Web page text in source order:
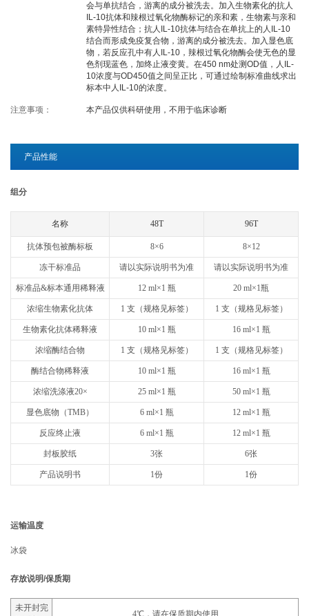
结果数据分析
下载中心
联系我们
会与单抗结合，游离的成分被洗去。加入生物素化的抗人
IL-10抗体和辣根过氧化物酶标记的亲和素，生物素与亲和
素特异性结合；抗人IL-10抗体与结合在单抗上的人IL-10
结合而形成免疫复合物，游离的成分被洗去。加入显色底
物，若反应孔中有人IL-10，辣根过氧化物酶会使无色的显
色剂现蓝色，加终止液变黄。在450 nm处测OD值，人IL-
10浓度与OD450值之间呈正比，可通过绘制标准曲线求出
标本中人IL-10的浓度。
注意事项： 本产品仅供科研使用，不用于临床诊断
产品性能
组分
名称 48T 96T
抗体预包被酶标板 8×6 8×12
冻干标准品 请以实际说明书为准 请以实际说明书为准
标准品&标本通用稀释液 12 ml×1 瓶 20 ml×1瓶
浓缩生物素化抗体 1 支（规格见标签） 1 支（规格见标签）
生物素化抗体稀释液 10 ml×1 瓶 16 ml×1 瓶
浓缩酶结合物 1 支（规格见标签） 1 支（规格见标签）
酶结合物稀释液 10 ml×1 瓶 16 ml×1 瓶
浓缩洗涤液20× 25 ml×1 瓶 50 ml×1 瓶
显色底物（TMB） 6 ml×1 瓶 12 ml×1 瓶
反应终止液 6 ml×1 瓶 12 ml×1 瓶
封板胶纸 3张 6张
产品说明书 1份 1份
运输温度
冰袋
存放说明/保质期
未开封完